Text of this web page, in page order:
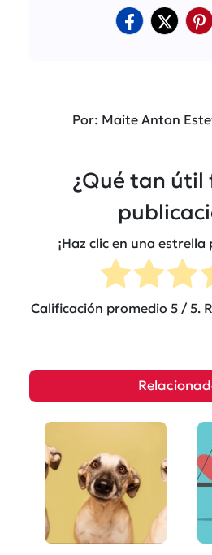
Por: Maite Anton
¿Qué tan útil
¡Haz clic en una
Calificación promedio 5/ 5.